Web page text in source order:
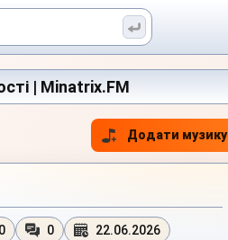
| Minatrix.FM
Додати музику
0 0
22.06.2026